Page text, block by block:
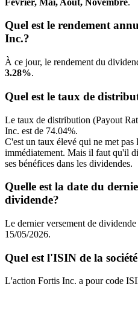
Quel est le rendement
Inc.?
À ce jour, le rendement du
3.28%.
Quel est le taux de
Le taux de distribution (Payout
Inc. est de 74.04%.
C'est un taux élevé qui ne met pas
immédiatement. Mais il faut qu'il
ses bénéfices dans les dividendes.
Quelle est la date du
dividende?
Le dernier versement de
15/05/2026.
Quel est l'ISIN de la
L'action Fortis Inc. a pour code